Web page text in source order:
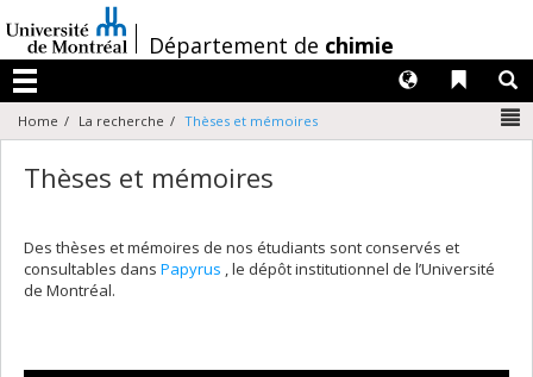
au
contenu
/Département de chimie
Menu
Liens
Langues
Home La recherche Thèses et mémoires
Thèses et mémoires
Des thèses et mémoires de nos étudiants sont conservés et
consultables dans Papyrus , le dépôt institutionnel de l’Université
de Montréal.